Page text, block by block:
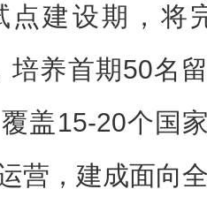
点建设期，将
培养首期50名
盖15-20个国
营，建成面向